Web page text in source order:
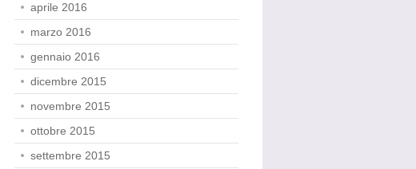
aprile 2016
marzo 2016
gennaio 2016
dicembre 2015
novembre 2015
ottobre 2015
settembre 2015